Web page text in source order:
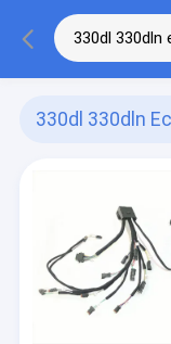
330dl 330dln